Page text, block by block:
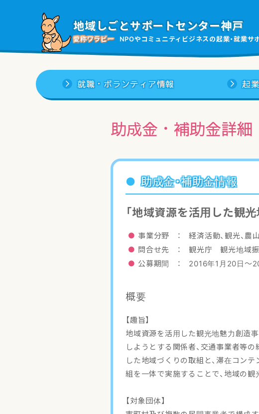
地域しごとサポートセンター神戸
愛称ワラビー NPOやコミュニティビジネスの起業・就業サ
就職・ボランティア情報 起
助成金・補助金詳細
助成金・補助金情報
「地域資源を活用した観
事業分野 ： 経済活動、観光、農
問合せ先 ： 観光庁 観光地域
公募期間 ： 2016年1月20日〜
概要
【趣旨】
地域資源を活用した観光地魅力創造
しようとする関係者、交通事業者等
した地域づくりの取組と、滞在コン
組を一体で実施することで、地域の
【対象団体】